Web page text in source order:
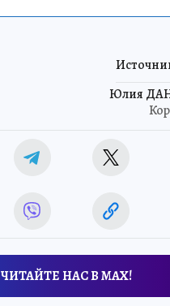
Юлия
ЧИТАЙТЕ НАС В МАХ!